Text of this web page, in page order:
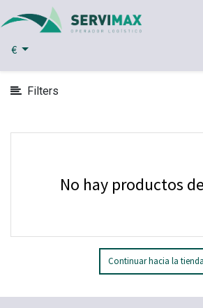
€
Alimentos Aceites
Filters
Mostrar
Categorías
No hay productos
Continuar hacia la tienda